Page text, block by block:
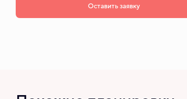
Оставить заявку